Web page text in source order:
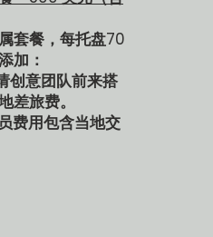
套餐，每托盘70
加：
创意团队前来搭
差旅费。
费用包含当地交